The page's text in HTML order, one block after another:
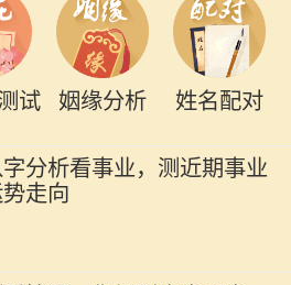
试 姻缘分析 姓名配对
字分析看事业，测近期事业
走向